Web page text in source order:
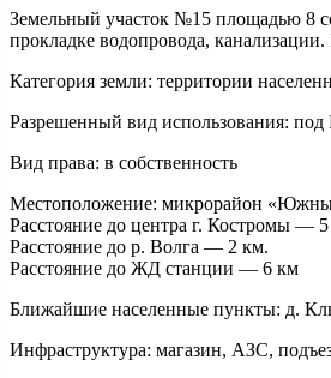
Земельный участок №15 площадью 8
прокладке водопровода,
Категория земли: территории
Разрешенный вид использования:
Вид права: в собственность
Местоположение: микрорайон
Расстояние до центра г. Костромы —
Расстояние до р. Волга — 2 км.
Расстояние до ЖД станции — 6 км
Ближайшие населенные пункты: д.
Инфраструктура: магазин, АЗС,